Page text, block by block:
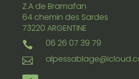
Z.A de Bramafan
64 chemin des Sardes
73220 ARGENTINE
 06 26 07 39 79
